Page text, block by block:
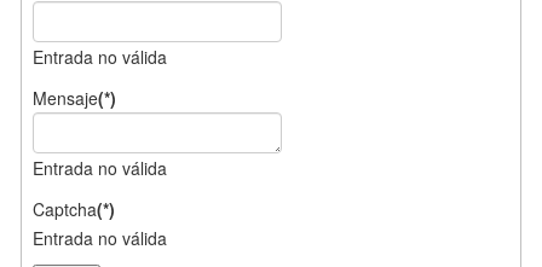
Entrada no válida
Mensaje(*)
Entrada no válida
Captcha(*)
Entrada no válida